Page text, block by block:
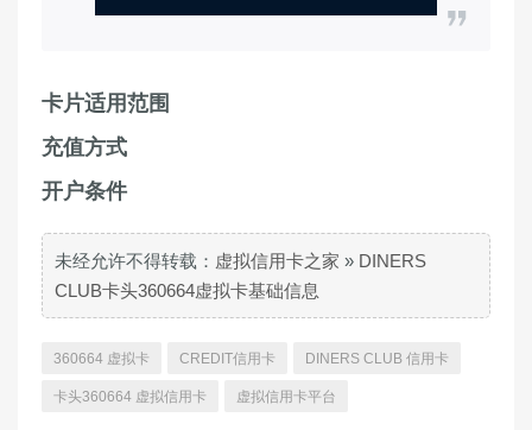
卡片适用范围
充值方式
开户条件
未经允许不得转载： 虚拟信用卡之家 » DINERS
CLUB卡头360664虚拟卡基础信息
360664 虚拟卡 CREDIT信用卡 DINERS CLUB 信用卡
卡头360664 虚拟信用卡 虚拟信用卡平台